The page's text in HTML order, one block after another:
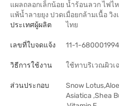
แผลถลอกเล็กน้อย น้ำร้อนลวก ไฟไ
แพ้น้ำลายยุง ปวดเมื่อยกล้ามเนื้อ วิง
ประเทศผู้ผลิต
ไทย
เลขที่ใบจดแจ้ง 11-1-
วิธีการใช้งาน ใช้ทาบริเวณผิวเ
ส่วนประกอบ
Snow
Asiatica ,Shea